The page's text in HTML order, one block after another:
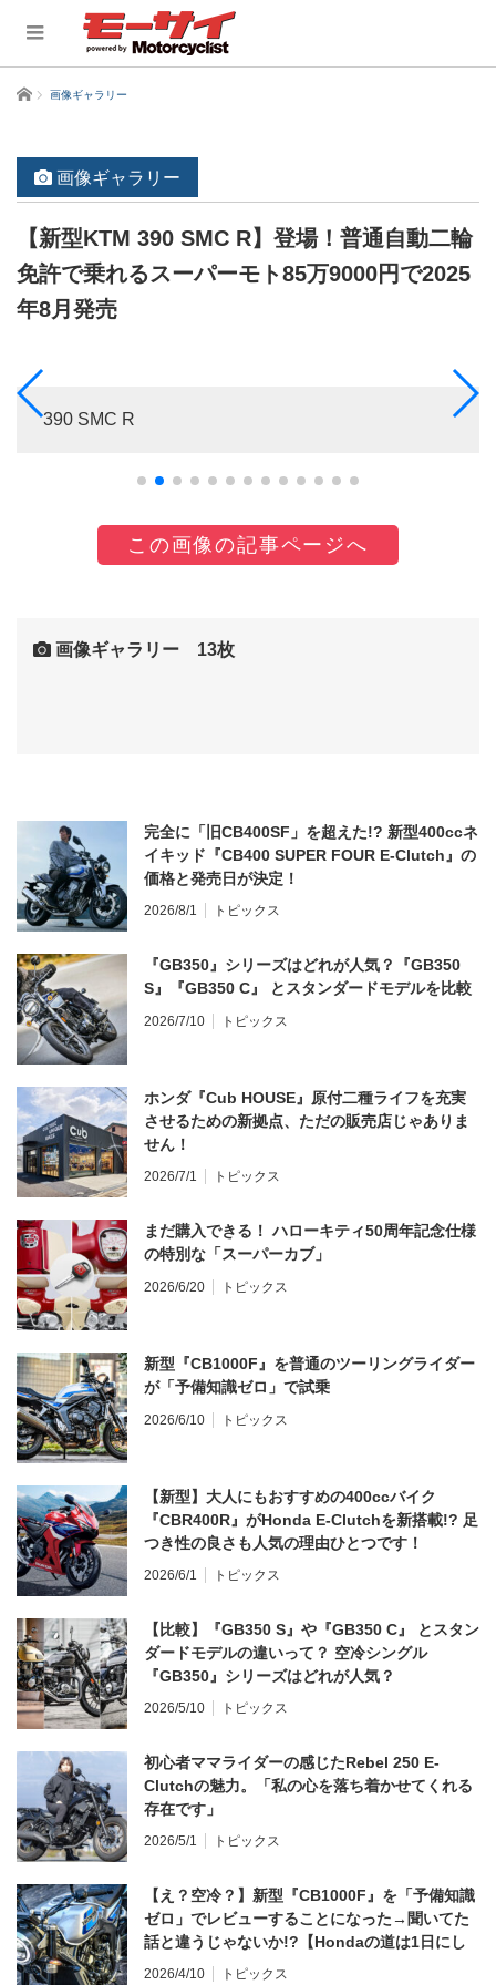
ホーム 画像ギャラリー
画像ギャラリー
【新型KTM 390 SMC R】登場！普通自動二輪
免許で乗れるスーパーモト85万9000円で2025
年8月発売
390 SMC R
この画像の記事ページへ
画像ギャラリー 13枚
完全に「旧CB400SF」を超えた!? 新型400ccネ
イキッド『CB400 SUPER FOUR E-Clutch』の
価格と発売日が決定！
2026/8/1 トピックス
『GB350』シリーズはどれが人気？『GB350
S』『GB350 C』 とスタンダードモデルを比較
2026/7/10 トピックス
ホンダ『Cub HOUSE』原付二種ライフを充実
させるための新拠点、ただの販売店じゃありま
せん！
2026/7/1 トピックス
まだ購入できる！ ハローキティ50周年記念仕様
の特別な「スーパーカブ」
2026/6/20 トピックス
新型『CB1000F』を普通のツーリングライダー
が「予備知識ゼロ」で試乗
2026/6/10 トピックス
【新型】大人にもおすすめの400ccバイク
『CBR400R』がHonda E-Clutchを新搭載!? 足
つき性の良さも人気の理由ひとつです！
2026/6/1 トピックス
【比較】『GB350 S』や『GB350 C』 とスタン
ダードモデルの違いって？ 空冷シングル
『GB350』シリーズはどれが人気？
2026/5/10 トピックス
初心者ママライダーの感じたRebel 250 E-
Clutchの魅力。「私の心を落ち着かせてくれる
存在です」
2026/5/1 トピックス
【え？空冷？】新型『CB1000F』を「予備知識
ゼロ」でレビューすることになった→聞いてた
話と違うじゃないか!?【Hondaの道は1日にし
てならず／CB1000F ①第一印象 編】
2026/4/10 トピックス